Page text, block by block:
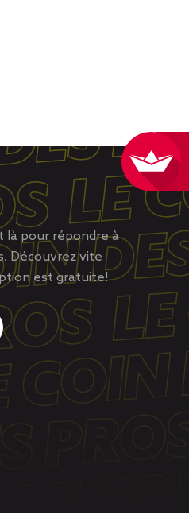
là pour répondre à
Découvrez vite
est gratuite!